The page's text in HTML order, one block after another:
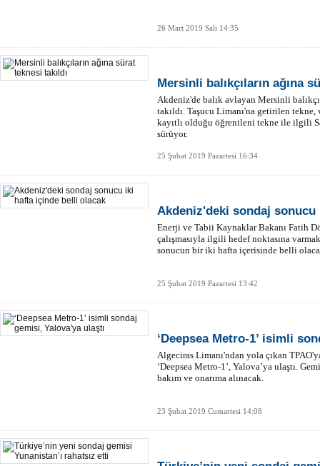
26 Mart 2019 Salı 14:35
Mersinli balıkçıların ağına
Akdeniz'de balık avlayan Mersinli
takıldı. Taşucu Limanı'na getirilen
kayıtlı olduğu öğrenileni tekne ile ilgili
sürüyor.
25 Şubat 2019 Pazartesi 16:34
Akdeniz'deki sondaj
Enerji ve Tabii Kaynaklar Bakanı Fatih
çalışmasıyla ilgili hedef noktasına
sonucun bir iki hafta içerisinde belli
25 Şubat 2019 Pazartesi 13:42
‘Deepsea Metro-1’ isimli
Algeciras Limanı'ndan yola çıkan
‘Deepsea Metro-1’, Yalova’ya ulaştı.
bakım ve onarıma alınacak.
23 Şubat 2019 Cumartesi 14:08